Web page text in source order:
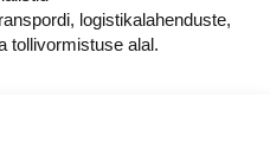
logistikalahenduste,
tollivormistuse alal.